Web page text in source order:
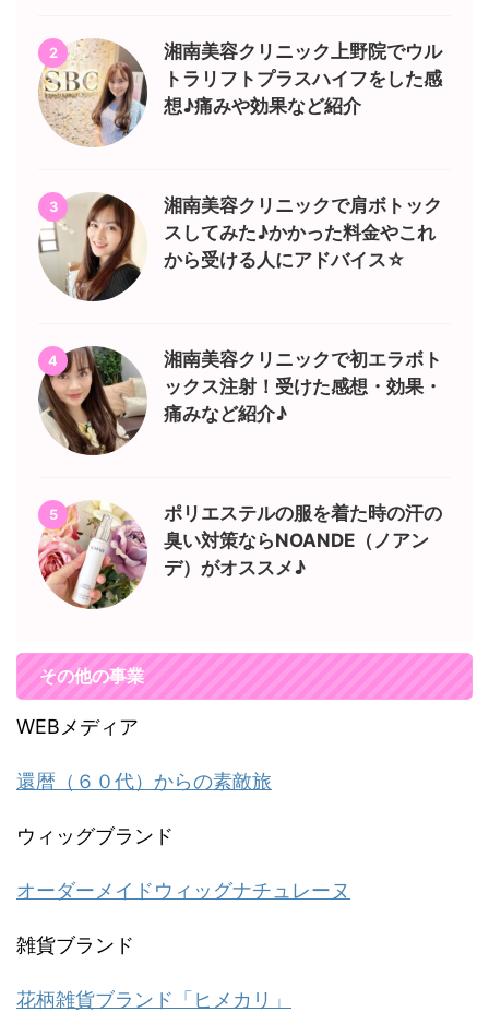
2
湘南美容クリニック上野院でウル
トラリフトプラスハイフをした感
想♪痛みや効果など紹介
3
湘南美容クリニックで肩ボトック
スしてみた♪かかった料金やこれ
から受ける人にアドバイス☆
4
湘南美容クリニックで初エラボト
ックス注射！受けた感想・効果・
痛みなど紹介♪
5
ポリエステルの服を着た時の汗の
臭い対策ならNOANDE（ノアン
デ）がオススメ♪
その他の事業
WEBメディア
還暦（６０代）からの素敵旅
ウィッグブランド
オーダーメイドウィッグナチュレーヌ
雑貨ブランド
花柄雑貨ブランド「ヒメカリ」